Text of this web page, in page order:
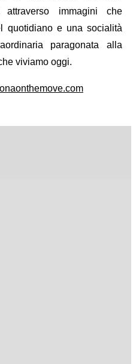
attraverso immagini che
quotidiano e una socialità
paragonata alla
viviamo oggi.